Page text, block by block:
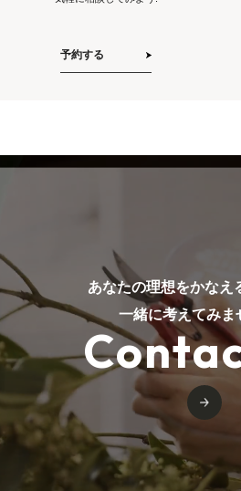
予約する
あなたの理想をかなえ
一緒に考えてみま